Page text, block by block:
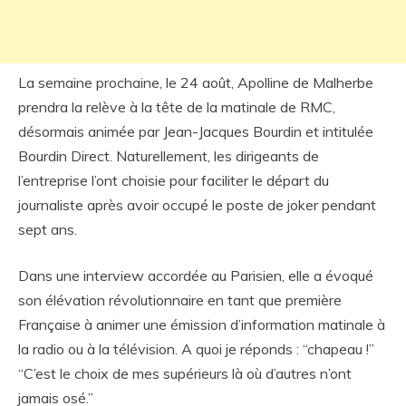
La semaine prochaine, le 24 août, Apolline de Malherbe
prendra la relève à la tête de la matinale de RMC,
désormais animée par Jean-Jacques Bourdin et intitulée
Bourdin Direct. Naturellement, les dirigeants de
l’entreprise l’ont choisie pour faciliter le départ du
journaliste après avoir occupé le poste de joker pendant
sept ans.
Dans une interview accordée au Parisien, elle a évoqué
son élévation révolutionnaire en tant que première
Française à animer une émission d’information matinale à
la radio ou à la télévision. A quoi je réponds : “chapeau !”
“C’est le choix de mes supérieurs là où d’autres n’ont
jamais osé.”